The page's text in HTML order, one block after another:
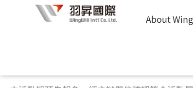
About
[cf7form